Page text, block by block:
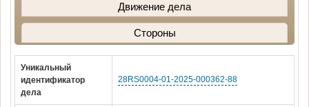
Движение дела
Стороны
Уникальный
идентификатор
дела
28RS0004-01-2025-000362-88